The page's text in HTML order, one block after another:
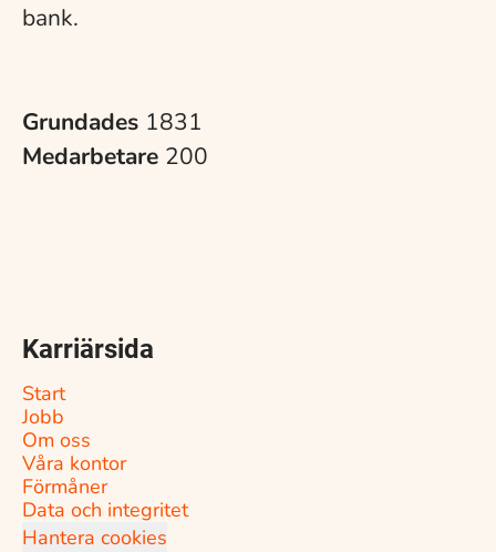
bank.
Grundades 1831
Medarbetare 200
Karriärsida
Start
Jobb
Om oss
Våra kontor
Förmåner
Data och integritet
Hantera cookies